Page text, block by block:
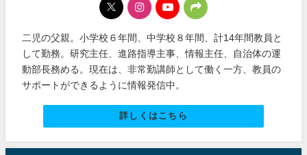
二児の父親。小学校６年間、中学校８年間、計14年間教員と
して勤務。研究主任、進路指導主事、情報主任、自治体の運
動部長務める。現在は、非常勤講師として働く一方、教員の
サポートができるように情報発信中。
詳しくはこちら